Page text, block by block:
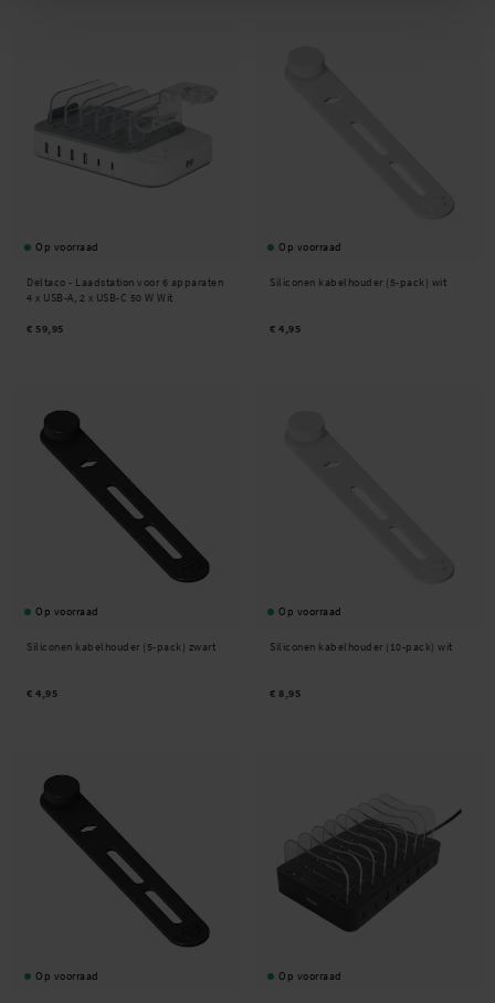
Op voorraad
Deltaco - Laadstation voor 6 apparaten
4 x USB-A, 2 x USB-C 50 W Wit
€ 59,95
Op voorraad
Siliconen kabelhouder (5-pack) wit
€ 4,95
Op voorraad
Siliconen kabelhouder (5-pack) zwart
€ 4,95
Op voorraad
Siliconen kabelhouder (10-pack) wit
€ 8,95
Op voorraad Op voorraad